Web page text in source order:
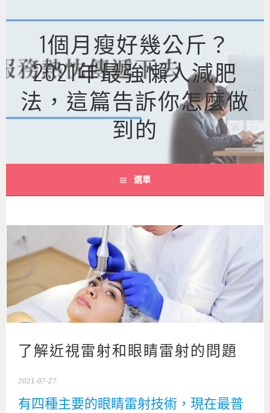
至
內
容
1個月瘦好幾公斤？
2021年最強懶人減肥
法，這篇告訴你怎麼做
到的
選單
了解近視雷射和眼睛雷射的問題
2021-07-27
有四種主要的眼睛雷射技術，現在最普